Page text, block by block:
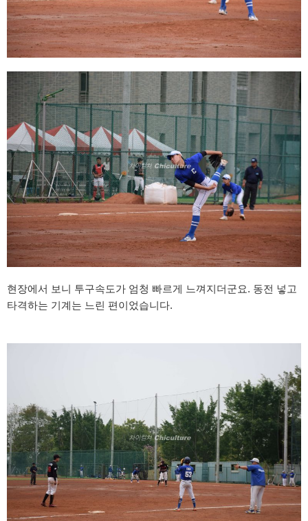
현장에서 보니 투구속도가 엄청 빠르게 느껴지더군요. 동전 넣고
타격하는 기계는 느린 편이었습니다.